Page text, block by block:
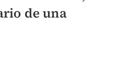
de una